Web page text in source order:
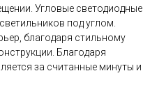
Угловые светодиодные
под углом.
благодаря стильному
Благодаря
за считанные минуты и